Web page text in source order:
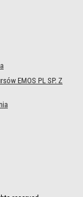
EMOS PL SP. Z